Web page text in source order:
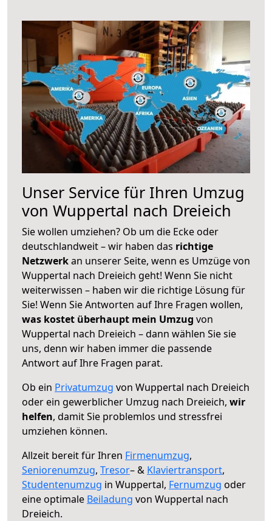
Unser Service für Ihren Umzug
von Wuppertal nach Dreieich
Sie wollen umziehen? Ob um die Ecke oder
deutschlandweit – wir haben das richtige
Netzwerkan unserer Seite, wenn es Umzüge von
Wuppertal nach Dreieich geht! Wenn Sie nicht
weiterwissen – haben wir die richtige Lösung für
Sie! Wenn Sie Antworten auf Ihre Fragen wollen,
was kostet überhaupt mein Umzug von
Wuppertal nach Dreieich – dann wählen Sie sie
uns, denn wir haben immer die passende
Antwort auf Ihre Fragen parat.
Ob ein Privatumzug von Wuppertal nach Dreieich
oder ein gewerblicher Umzug nach Dreieich, wir
helfen, damit Sie problemlos und stressfrei
umziehen können.
Allzeit bereit für Ihren Firmenumzug,
Seniorenumzug, Tresor– & Klaviertransport,
Studentenumzug in Wuppertal, Fernumzug oder
eine optimale Beiladung von Wuppertal nach
Dreieich.